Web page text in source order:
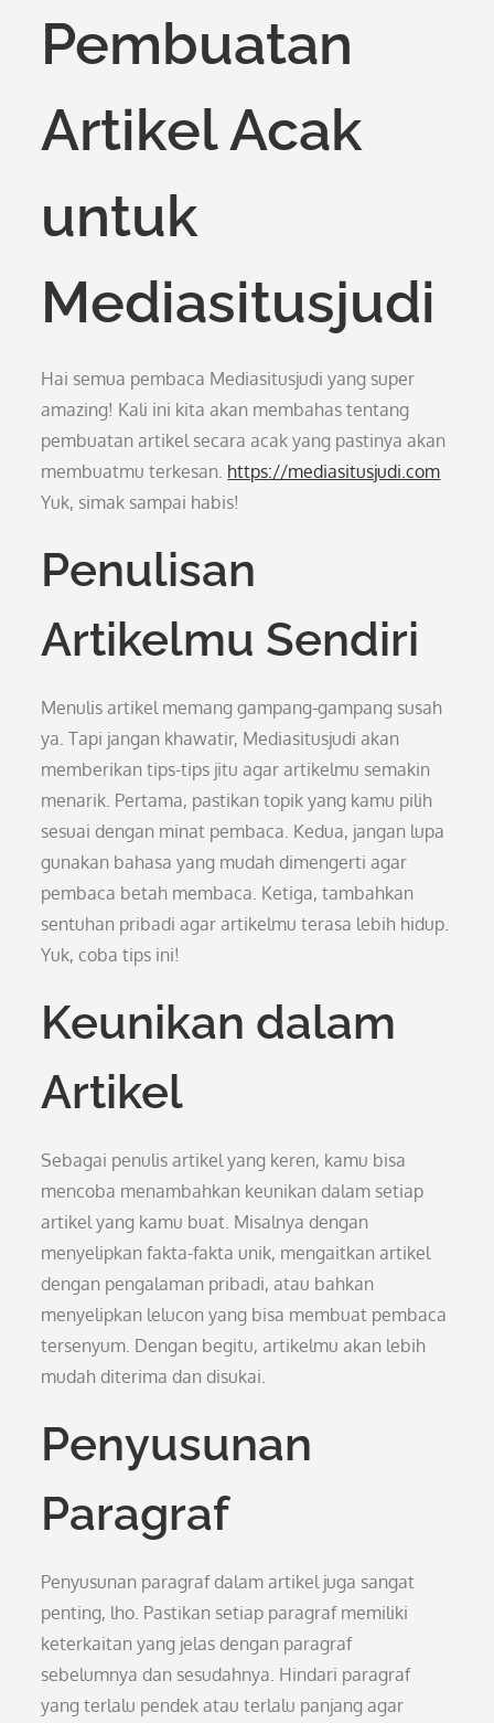
Pembuatan
Artikel Acak
untuk
Mediasitusjudi
Hai semua pembaca Mediasitusjudi yang super
amazing! Kali ini kita akan membahas tentang
pembuatan artikel secara acak yang pastinya akan
membuatmu terkesan. https://mediasitusjudi.com
Yuk, simak sampai habis!
Penulisan
Artikelmu Sendiri
Menulis artikel memang gampang-gampang susah
ya. Tapi jangan khawatir, Mediasitusjudi akan
memberikan tips-tips jitu agar artikelmu semakin
menarik. Pertama, pastikan topik yang kamu pilih
sesuai dengan minat pembaca. Kedua, jangan lupa
gunakan bahasa yang mudah dimengerti agar
pembaca betah membaca. Ketiga, tambahkan
sentuhan pribadi agar artikelmu terasa lebih hidup.
Yuk, coba tips ini!
Keunikan dalam
Artikel
Sebagai penulis artikel yang keren, kamu bisa
mencoba menambahkan keunikan dalam setiap
artikel yang kamu buat. Misalnya dengan
menyelipkan fakta-fakta unik, mengaitkan artikel
dengan pengalaman pribadi, atau bahkan
menyelipkan lelucon yang bisa membuat pembaca
tersenyum. Dengan begitu, artikelmu akan lebih
mudah diterima dan disukai.
Penyusunan
Paragraf
Penyusunan paragraf dalam artikel juga sangat
penting, lho. Pastikan setiap paragraf memiliki
keterkaitan yang jelas dengan paragraf
sebelumnya dan sesudahnya. Hindari paragraf
yang terlalu pendek atau terlalu panjang agar